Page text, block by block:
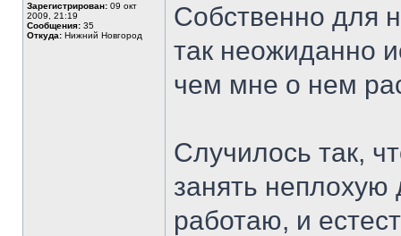
Зарегистрирован: 09 окт
2009, 21:19
Сообщения: 35
Откуда: Нижний Новгород
Собственно для
так неожиданно
чем мне о нем
Случилось так,
занять неплохую
работаю, и